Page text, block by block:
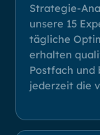
Strategie-
unsere 15
tägliche
erhalten
Postfach und
jederzeit die